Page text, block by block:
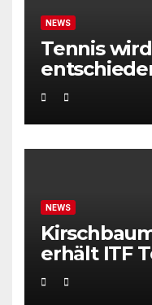
NEWS
Tennis
NEWS
erhält ITF